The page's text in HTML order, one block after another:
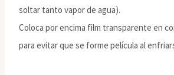
soltar tanto vapor de agua).
Coloca por encima film transparente en
para evitar que se forme película al